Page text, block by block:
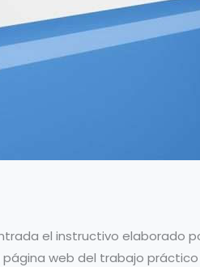
el instructivo elaborado
web del trabajo práctico